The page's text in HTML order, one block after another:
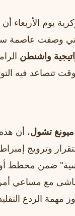
يوم الأربعاء
التي وصفت عاصمة
واشنطن
تتصاعد فيه
تشول، أن
وترويج
ضمن مخطط
مع مساعي
مهمة الردع